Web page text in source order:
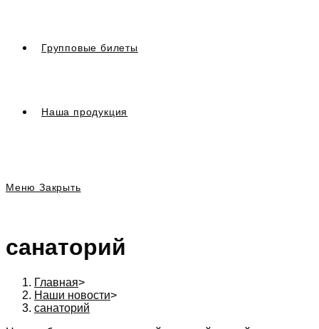
Групповые билеты
Наша продукция
Меню Закрыть
санаторий
Главная>
Наши новости>
санаторий